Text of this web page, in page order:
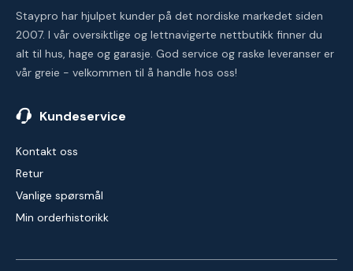
Staypro har hjulpet kunder på det nordiske markedet siden
2007. I vår oversiktlige og lettnavigerte nettbutikk finner du
alt til hus, hage og garasje. God service og raske leveranser er
vår greie - velkommen til å handle hos oss!
Kundeservice
Kontakt oss
Retur
Vanlige spørsmål
Min orderhistorikk